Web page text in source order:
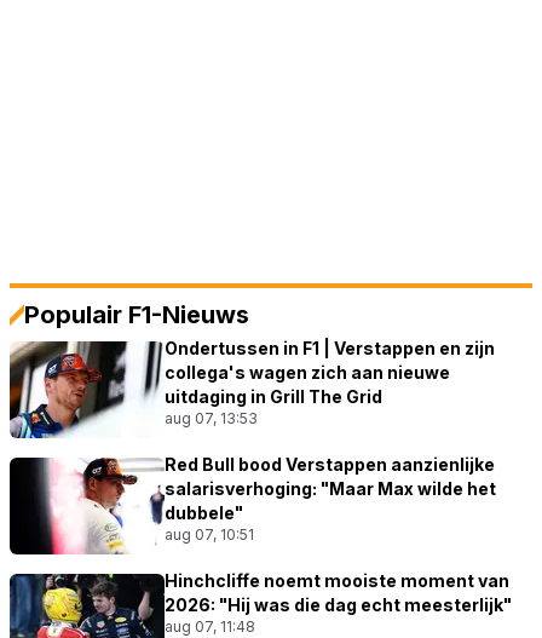
Populair F1-Nieuws
Ondertussen in F1 | Verstappen en zijn
collega's wagen zich aan nieuwe
uitdaging in Grill The Grid
aug 07, 13:53
Red Bull bood Verstappen aanzienlijke
salarisverhoging: "Maar Max wilde het
dubbele"
aug 07, 10:51
Hinchcliffe noemt mooiste moment van
2026: "Hij was die dag echt meesterlijk"
aug 07, 11:48